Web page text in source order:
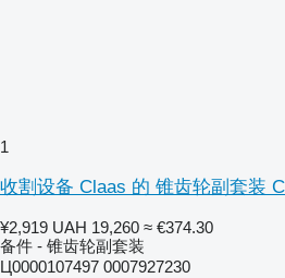
1
收割设备 Claas 的 锥齿轮副套装
¥2,919 UAH 19,260 ≈ €374.30
备件 - 锥齿轮副套装
Ц0000107497 0007927230